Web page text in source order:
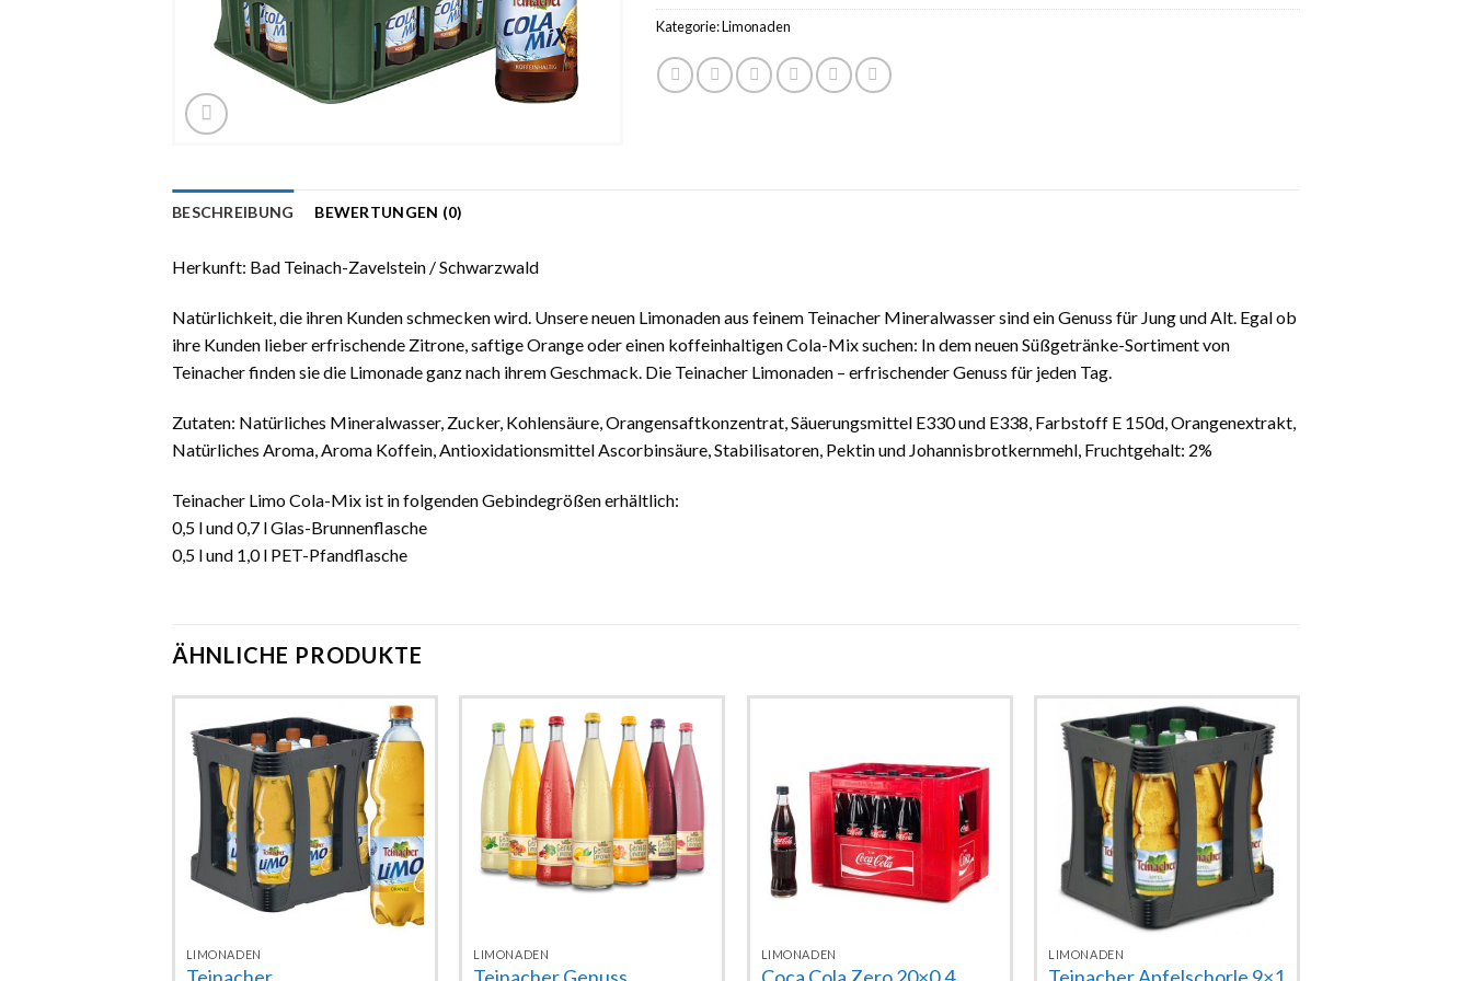
Kategorie:Limonaden
BESCHREIBUNG BEWERTUNGEN (0)
Herkunft: Bad Teinach-Zavelstein / Schwarzwald
Natürlichkeit, die ihren Kunden schmecken wird. Unsere neuen Limonaden aus feinem Teinacher Mineralwasser sind ein Genuss für Jung und Alt. Egal ob
ihre Kunden lieber erfrischende Zitrone, saftige Orange oder einen koffeinhaltigen Cola-Mix suchen: In dem neuen Süßgetränke-Sortiment von
Teinacher finden sie die Limonade ganz nach ihrem Geschmack. Die Teinacher Limonaden – erfrischender Genuss für jeden Tag.
Zutaten: Natürliches Mineralwasser, Zucker, Kohlensäure, Orangensaftkonzentrat, Säuerungsmittel E330 und E338, Farbstoff E 150d, Orangenextrakt,
Natürliches Aroma, Aroma Koffein, Antioxidationsmittel Ascorbinsäure, Stabilisatoren, Pektin und Johannisbrotkernmehl, Fruchtgehalt: 2%
Teinacher Limo Cola-Mix ist in folgenden Gebindegrößen erhältlich:
0,5 l und 0,7 l Glas-Brunnenflasche
0,5 l und 1,0 l PET-Pfandflasche
ÄHNLICHE PRODUKTE
Zur
Wunschliste
hinzufügen
LIMONADEN
Zur
Wunschliste
hinzufügen
LIMONADEN
Wunschliste
hinzufügen
LIMONADEN
Zur
Wunschliste
hinzufügen
LIMONADEN